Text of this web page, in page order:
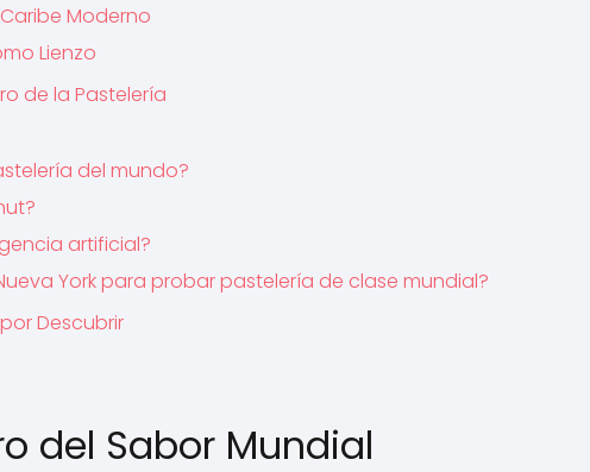
Moderno
Lienzo
de la Pastelería
del mundo?
artificial?
York para probar pastelería de clase mundial?
Descubrir
del Sabor Mundial